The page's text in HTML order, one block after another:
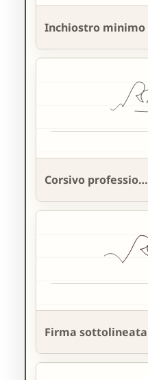
Inchiostro minimo
Corsivo professionale
Firma sottolineata